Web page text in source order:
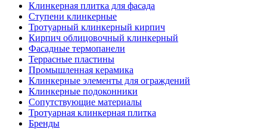
Клинкерная плитка для фасада
Ступени клинкерные
Тротуарный клинкерный кирпич
Кирпич облицовочный клинкерный
Фасадные термопанели
Террасные пластины
Промышленная керамика
Клинкерные элементы для ограждений
Клинкерные подоконники
Сопутствующие материалы
Тротуарная клинкерная плитка
Бренды